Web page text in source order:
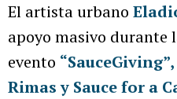
El artista urbano
apoyo masivo durante
evento “SauceGiving”,
Rimas y Sauce for a